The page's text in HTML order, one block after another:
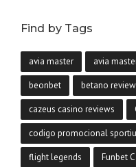
Find by Tags
avia master avia
beonbet betano review
cazeus casino reviews
codigo promocional
flight legends Funbet